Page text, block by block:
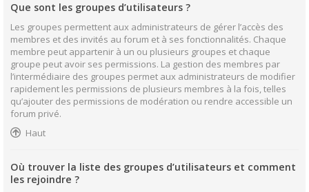
Que sont les groupes d’utilisateurs ?
Les groupes permettent aux administrateurs de gérer l’accès des
membres et des invités au forum et à ses fonctionnalités. Chaque
membre peut appartenir à un ou plusieurs groupes et chaque
groupe peut avoir ses permissions. La gestion des membres par
l’intermédiaire des groupes permet aux administrateurs de modifier
rapidement les permissions de plusieurs membres à la fois, telles
qu’ajouter des permissions de modération ou rendre accessible un
forum privé.
Haut
Où trouver la liste des groupes d’utilisateurs et comment
les rejoindre ?